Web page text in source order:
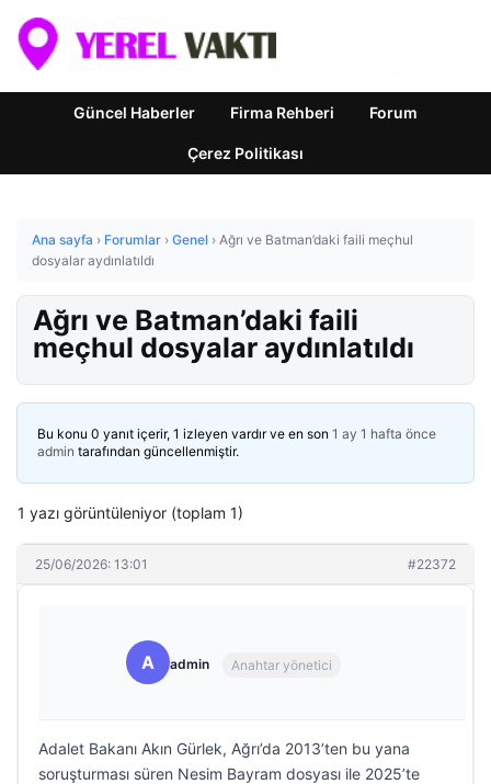
Güncel Haberler Firma Rehberi Forum
Çerez Politikası
Ana sayfa › Forumlar › Genel › Ağrı ve Batman’daki faili meçhul
dosyalar aydınlatıldı
Ağrı ve Batman’daki faili
meçhul dosyalar aydınlatıldı
Bu konu 0 yanıt içerir, 1 izleyen vardır ve en son 1 ay 1 hafta önce
admin tarafından güncellenmiştir.
1 yazı görüntüleniyor (toplam 1)
25/06/2026: 13:01 #22372
A admin Anahtar yönetici
Adalet Bakanı Akın Gürlek, Ağrı’da 2013’ten bu yana
soruşturması süren Nesim Bayram dosyası ile 2025’te